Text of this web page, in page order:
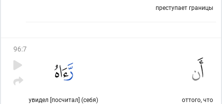
преступает границы
96:7
оттого, что
увидел [посчитал] (себя)